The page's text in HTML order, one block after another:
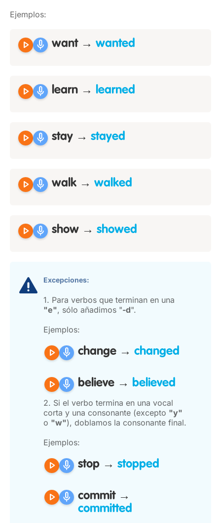
Ejemplos:
play_arrow mic want → wanted
play_arrow mic learn → learned
play_arrow mic stay → stayed
play_arrow mic walk → walked
play_arrow mic show → showed
Excepciones:
1. Para verbos que terminan en una
"e", sólo añadimos "-d".
Ejemplos:
play_arrow mic change → changed
play_arrow mic believe → believed
2. Si el verbo termina en una vocal
corta y una consonante (excepto "y"
o "w"), doblamos la consonante final.
Ejemplos:
play_arrow mic stop → stopped
play_arrow mic commit →
committed